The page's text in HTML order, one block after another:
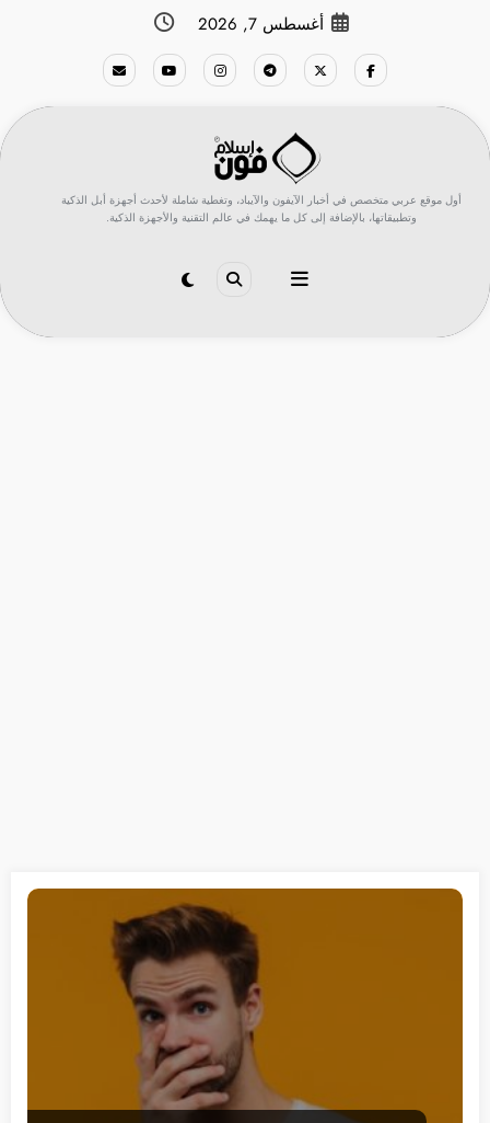
أغسطس 7, 2026
أول موقع عربي متخصص في أخبار الآيفون والآيباد، وتغطية شاملة لأحدث أجهزة أبل الذكية
وتطبيقاتها، بالإضافة إلى كل ما يهمك في عالم التقنية والأجهزة الذكية.